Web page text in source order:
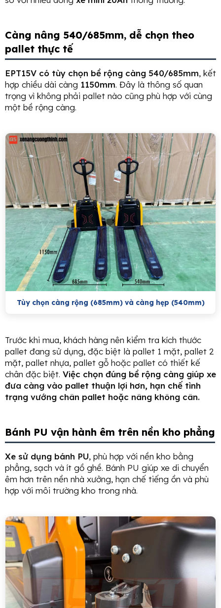
Càng nâng 540/685mm, dễ chọn theo
pallet thực tế
EPT15V có tùy chọn bề rộng càng 540/685mm, kết
hợp chiều dài càng 1150mm. Đây là thông số quan
trọng vì không phải pallet nào cũng phù hợp với cùng
một bề rộng càng.
Tùy chọn càng rộng (685mm) và càng hẹp (540mm)
Trước khi mua, khách hàng nên kiểm tra kích thước
pallet đang sử dụng, đặc biệt là pallet 1 mặt, pallet 2
mặt, pallet nhựa, pallet gỗ hoặc pallet có thiết kế
chân đặc biệt. Việc chọn đúng bề rộng càng giúp xe
đưa càng vào pallet thuận lợi hơn, hạn chế tình
trạng vướng chân pallet hoặc nâng không cân.
Bánh PU vận hành êm trên nền kho phẳng
Xe sử dụng bánh PU, phù hợp với nền kho bằng
phẳng, sạch và ít gồ ghề. Bánh PU giúp xe di chuyển
êm hơn trên nền nhà xưởng, hạn chế tiếng ồn và phù
hợp với môi trường kho trong nhà.